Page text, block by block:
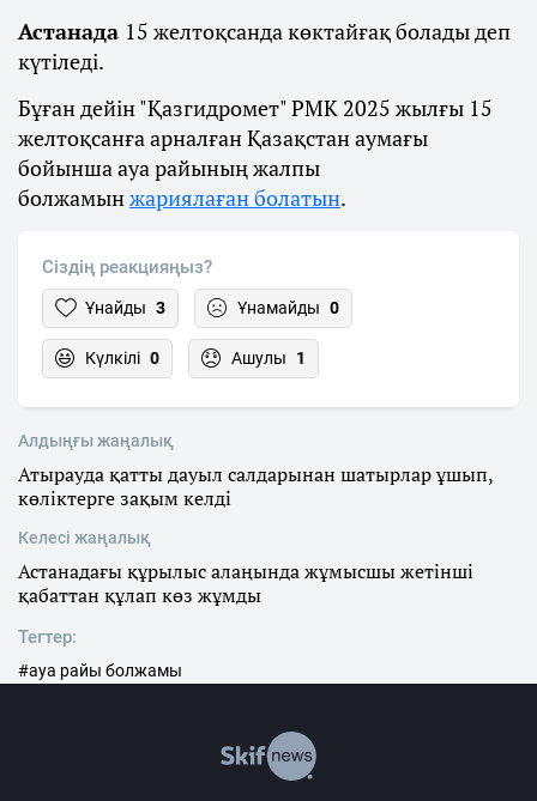
Астанада 15 желтоқсанда көктайғақ болады деп
күтіледі.
Бұған дейін "Қазгидромет" РМК 2025 жылғы 15
желтоқсанға арналған Қазақстан аумағы
бойынша ауа райының жалпы
болжамынжариялаған болатын.
Сіздің реакцияңыз?
Ұнайды 3 Ұнамайды 0
Күлкілі 0 Ашулы 1
Алдыңғы жаңалық
Атырауда қатты дауыл салдарынан шатырлар ұшып,
көліктерге зақым келді
Келесі жаңалық
Астанадағы құрылыс алаңында жұмысшы жетінші
қабаттан құлап көз жұмды
Тегтер:
#ауа райы болжамы